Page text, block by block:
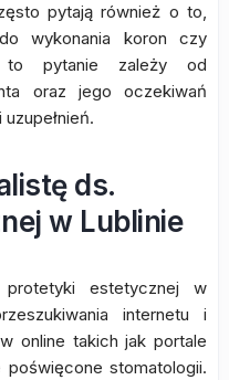
pytają również o to,
wykonania koron czy
pytanie zależy od
oraz jego oczekiwań
ds.
w Lublinie
estetycznej w
internetu i
online takich jak portale
stomatologii.